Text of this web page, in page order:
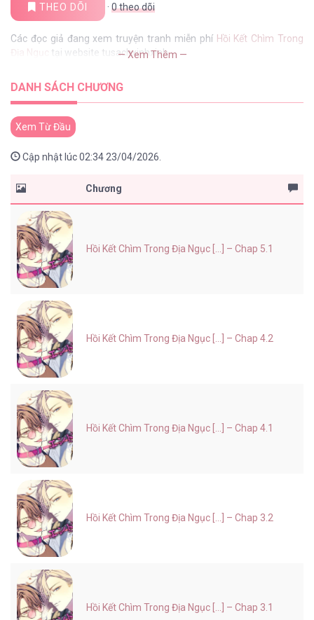
THEO DÕI · 0theo dõi
Các đọc giả đang xem truyện tranh miễn phí Hồi Kết Chìm Trong
Địa Ngục
tại website tusachxinhxinh
— Xem Thêm —
DANH SÁCH CHƯƠNG
Xem Từ Đầu
Cập nhật lúc 02:34 23/04/2026.
Chương
Hồi Kết Chìm Trong Địa Ngục [...] – Chap 5.1
Hồi Kết Chìm Trong Địa Ngục [...] – Chap 4.2
Hồi Kết Chìm Trong Địa Ngục [...] – Chap 4.1
Hồi Kết Chìm Trong Địa Ngục [...] – Chap 3.2
Hồi Kết Chìm Trong Địa Ngục [...] – Chap 3.1